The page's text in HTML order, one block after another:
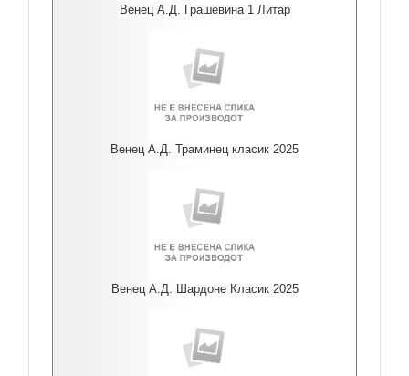
Венец А.Д. Грашевина 1 Литар
Венец А.Д. Траминец класик 2025
Венец А.Д. Шардоне Класик 2025